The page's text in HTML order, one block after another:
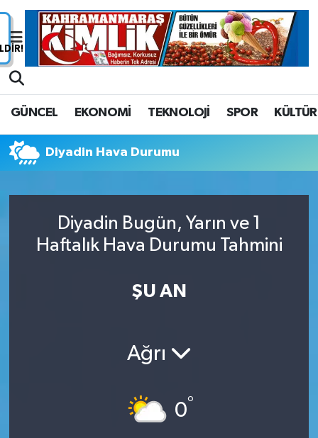
GÜNCEL EKONOMİ TEKNOLOJİ SPOR KÜLTÜR
Diyadin Hava Durumu
Diyadin Bugün, Yarın ve 1
Haftalık Hava Durumu Tahmini
ŞU AN
Ağrı
0°
Nöbetçi Eczaneler
Trafik Durumu
Süper Lig Puan Durumu ve Fikstür
Tüm Manşetler